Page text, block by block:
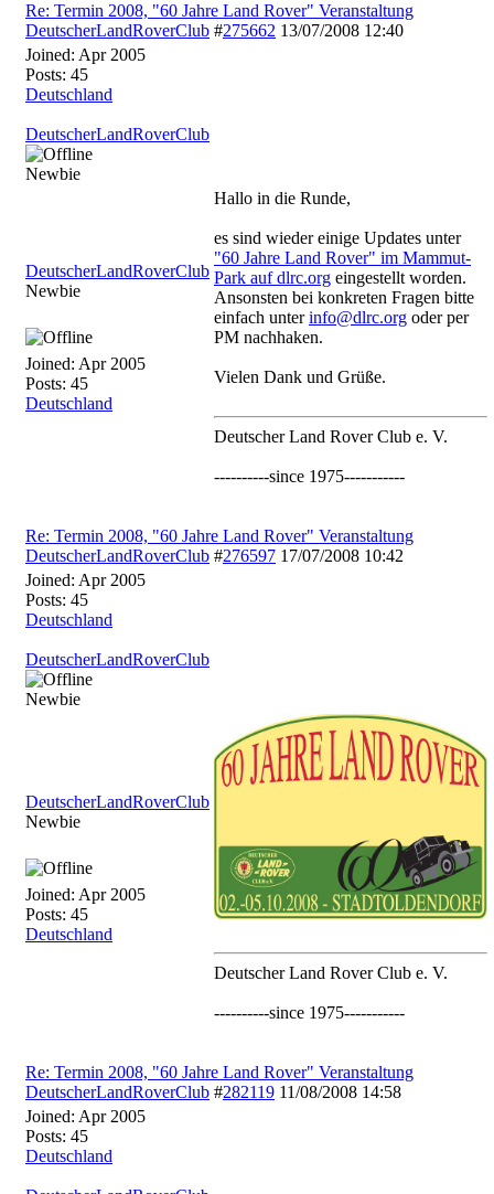
Re: Termin 2008, "60 Jahre Land Rover" Veranstaltung
DeutscherLandRoverClub #275662 13/07/2008 12:40
Joined: Apr 2005
Posts: 45
Deutschland
DeutscherLandRoverClub
Newbie
DeutscherLandRoverClub
Newbie
Joined: Apr 2005
Posts: 45
Deutschland
Hallo in die Runde,
es sind wieder einige Updates unter
"60 Jahre Land Rover" im Mammut-
Park auf dlrc.org eingestellt worden.
Ansonsten bei konkreten Fragen bitte
einfach unterinfo@dlrc.org oder per
PM nachhaken.
Vielen Dank und Grüße.
Deutscher Land Rover Club e. V.
----------since 1975-----------
Re: Termin 2008, "60 Jahre Land Rover" Veranstaltung
DeutscherLandRoverClub #276597 17/07/2008 10:42
Joined: Apr 2005
Posts: 45
Deutschland
DeutscherLandRoverClub
Newbie
DeutscherLandRoverClub
Newbie
Joined: Apr 2005
Posts: 45
Deutschland
Deutscher Land Rover Club e. V.
----------since 1975-----------
Re: Termin 2008, "60 Jahre Land Rover" Veranstaltung
DeutscherLandRoverClub #282119 11/08/2008 14:58
Joined: Apr 2005
Posts: 45
Deutschland